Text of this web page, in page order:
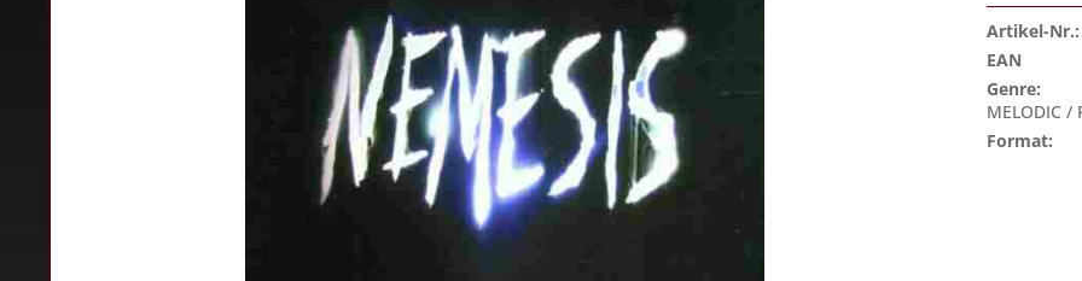
Artikel-Nr.:
EAN
Genre:
MELODIC /
Format: